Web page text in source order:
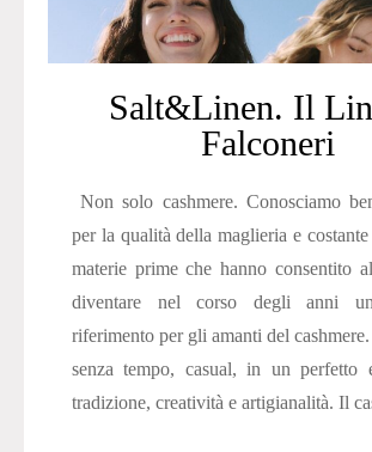
Salt&Linen. Il
Falconeri
Non solo cashmere. Conosciamo
per la qualità della maglieria e
materie prime che hanno consentito
diventare nel corso degli anni
riferimento per gli amanti del
senza tempo, casual, in un perfetto
tradizione, creatività e artigianalità. Il